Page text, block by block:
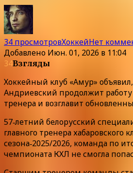
34 просмотровХоккейНет
Добавлено Июн. 01, 2026 в 11:04
34Взгляды
Хоккейный клуб «Амур»
Андриевский продолжит работу
тренера и возглавит
57‑летний белорусский
главного тренера хабаровского
сезона‑2025/2026, команда по
чемпионата КХЛ не смогла